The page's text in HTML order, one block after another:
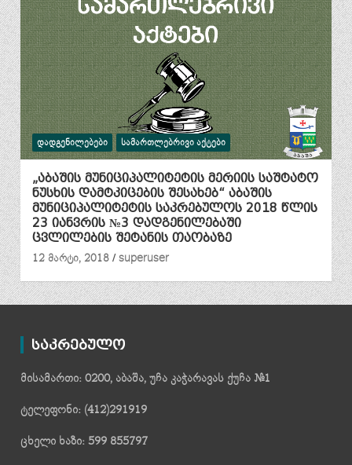
ᲓᲐᲓᲒᲔᲜᲘᲚᲔᲑᲔᲑᲘ ᲡᲐᲛᲐᲠᲗᲚᲔᲑᲠᲘᲕᲘ ᲐᲥᲢᲔᲑᲘ
„აბაშის მუნიციპალიტეტის მერიის საშტატო
ნუსხის დამტკიცების შესახებ“ აბაშის
მუნიციპალიტეტის საკრებულოს 2018 წლის
23 იანვრის №3 დადგენილებაში
ცვლილების შეტანის თაობაზე
12 მარტი, 2018
superuser
საკრებულო
მისამართი: 0200, აბაშა, უჩა კაჭარავას ქუჩა №1
ტელეფონი: (412)291919
ცხელი ხაზი: 599 855797